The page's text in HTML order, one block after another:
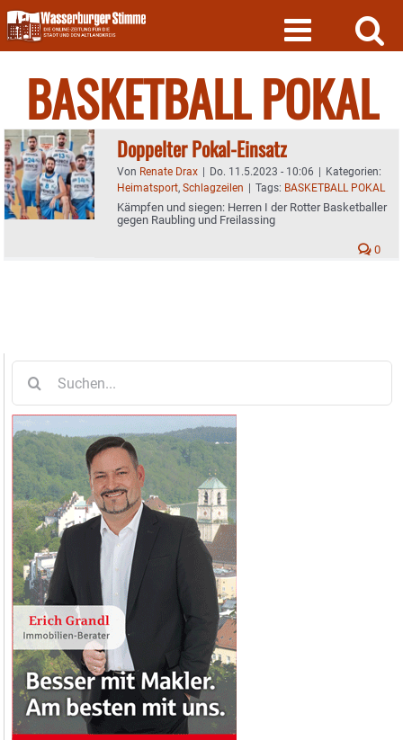
Skip
to
content
BASKETBALL POKAL
Doppelter Pokal-Einsatz
Von Renate Drax | Do. 11.5.2023 - 10:06 | Kategorien:
Heimatsport, Schlagzeilen | Tags: BASKETBALL POKAL
Kämpfen und siegen: Herren I der Rotter Basketballer
gegen Raubling und Freilassing
0
nach: